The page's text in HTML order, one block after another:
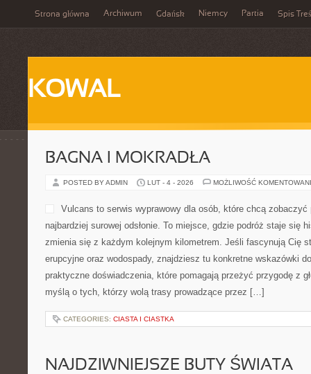
Strona główna Archiwum Gdańsk Niemcy Partia Spis
KOWAL
BAGNA I MOKRADŁA
POSTED BY ADMIN LUT - 4 - 2026 MOŻLIWOŚĆ
Vulcans to serwis wyprawowy dla osób, które chcą zobaczyć
najbardziej surowej odsłonie. To miejsce, gdzie podróż staje się
zmienia się z każdym kolejnym kilometrem. Jeśli fascynują Cię
erupcyjne oraz wodospady, znajdziesz tu konkretne wskazówki
praktyczne doświadczenia, które pomagają przeżyć przygodę z
myślą o tych, którzy wolą trasy prowadzące przez […]
CATEGORIES: CIASTA I CIASTKA
NAJDZIWNIEJSZE BUTY ŚWIATA